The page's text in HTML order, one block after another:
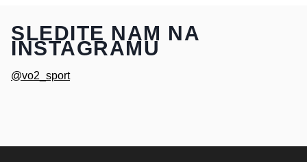
SLEDITE NAM NA
INSTAGRAMU
@vo2_sport